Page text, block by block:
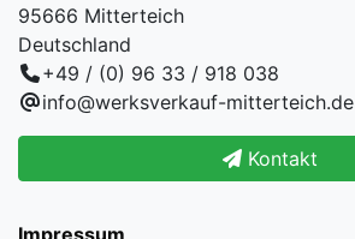
95666 Mitterteich
Deutschland
+49 / (0) 96 33 / 918 038
info@werksverkauf-mitterteich.de
Kontakt
Impressum